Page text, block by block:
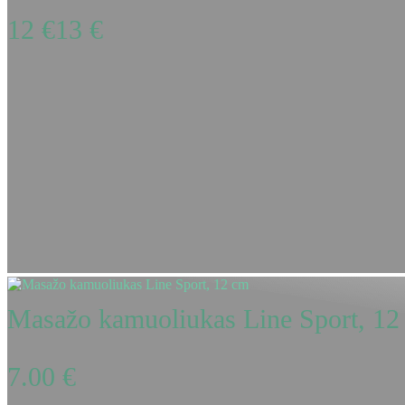
12 €13 €
Masažo kamuoliukas Line Sport,
7.00 €